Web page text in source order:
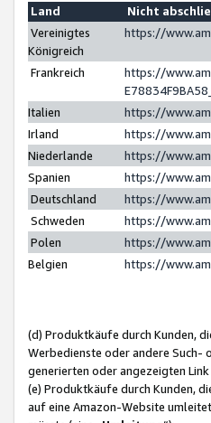
Land
Nicht
Vereinigtes
Königreich
https://
Frankreich
https://
Italien
https://
Irland
https://
Niederlande
https://
Spanien
https://
Deutschland
https://
Schweden
https://
Polen
https://
Belgien
https://
(d) Produktkäufe durch Kunden,
Werbedienste oder andere Such-
generierten oder angezeigten
(e) Produktkäufe durch Kunden,
auf eine Amazon-Website